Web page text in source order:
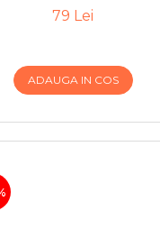
79 Lei
ADAUGA IN COS